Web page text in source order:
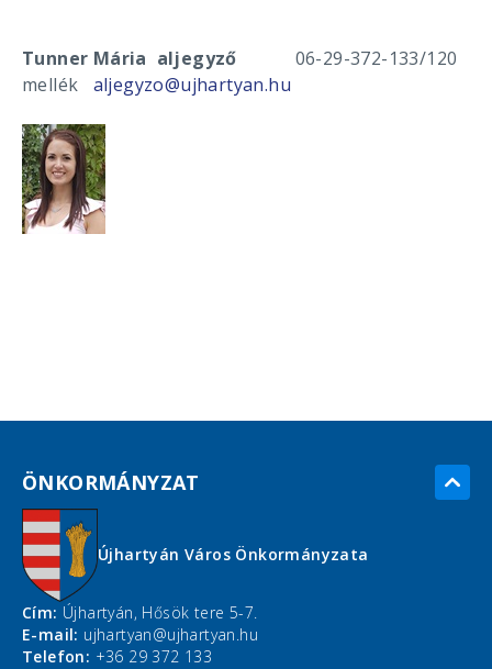
Tunner Mária aljegyző 06-29-372-133/120
mellék aljegyzo@ujhartyan.hu
ÖNKORMÁNYZAT
Újhartyán Város Önkormányzata
Cím: Újhartyán, Hősök tere 5-7.
E-mail: ujhartyan@ujhartyan.hu
Telefon: +36 29 372 133